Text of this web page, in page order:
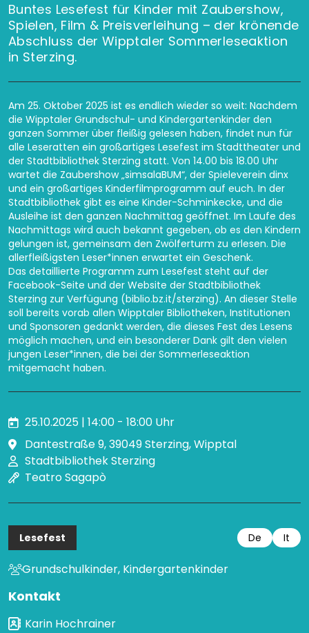
Buntes Lesefest für Kinder mit Zaubershow,
Spielen, Film & Preisverleihung – der krönende
Abschluss der Wipptaler Sommerleseaktion
in Sterzing.
Am 25. Oktober 2025 ist es endlich wieder so weit: Nachdem
die Wipptaler Grundschul- und Kindergartenkinder den
ganzen Sommer über fleißig gelesen haben, findet nun für
alle Leseratten ein großartiges Lesefest im Stadttheater und
der Stadtbibliothek Sterzing statt. Von 14.00 bis 18.00 Uhr
wartet die Zaubershow „simsalaBUM“, der Spieleverein dinx
und ein großartiges Kinderfilmprogramm auf euch. In der
Stadtbibliothek gibt es eine Kinder-Schminkecke, und die
Ausleihe ist den ganzen Nachmittag geöffnet. Im Laufe des
Nachmittags wird auch bekannt gegeben, ob es den Kindern
gelungen ist, gemeinsam den Zwölferturm zu erlesen. Die
allerfleißigsten Leser*innen erwartet ein Geschenk.
Das detaillierte Programm zum Lesefest steht auf der
Facebook-Seite und der Website der Stadtbibliothek
Sterzing zur Verfügung (biblio.bz.it/sterzing). An dieser Stelle
soll bereits vorab allen Wipptaler Bibliotheken, Institutionen
und Sponsoren gedankt werden, die dieses Fest des Lesens
möglich machen, und ein besonderer Dank gilt den vielen
jungen Leser*innen, die bei der Sommerleseaktion
mitgemacht haben.
25.10.2025 | 14:00 - 18:00 Uhr
Dantestraße 9, 39049 Sterzing, Wipptal
Stadtbibliothek Sterzing
Teatro Sagapò
Lesefest De It
Grundschulkinder, Kindergartenkinder
Kontakt
Karin Hochrainer